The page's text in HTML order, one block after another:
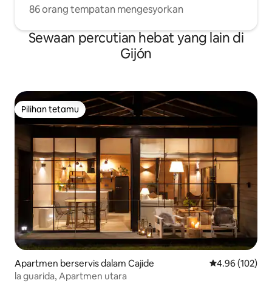
86 orang tempatan mengesyorkan
Sewaan percutian hebat yang lain di
Gijón
Pilihan tetamu
Pilihan tetamu
Apartmen berservis dalam Cajide Penarafan
4.96 (102)
la guarida, Apartmen utara